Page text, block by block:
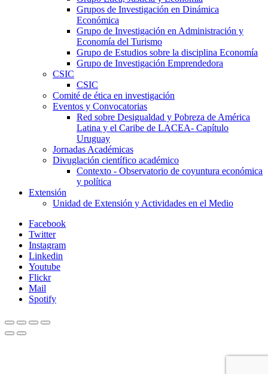
Grupos de Investigación en Dinámica
Económica
Grupo de Investigación en Administración y
Economía del Turismo
Grupo de Estudios sobre la disciplina Economía
Grupo de Investigación Emprendedora
CSIC
CSIC
Comité de ética en investigación
Eventos y Convocatorias
Red sobre Desigualdad y Pobreza de América
Latina y el Caribe de LACEA- Capítulo
Uruguay
Jornadas Académicas
Divuglación científico académico
Contexto - Observatorio de coyuntura económica
y política
Extensión
Unidad de Extensión y Actividades en el Medio
Facebook
Twitter
Instagram
Linkedin
Youtube
Flickr
Mail
Spotify